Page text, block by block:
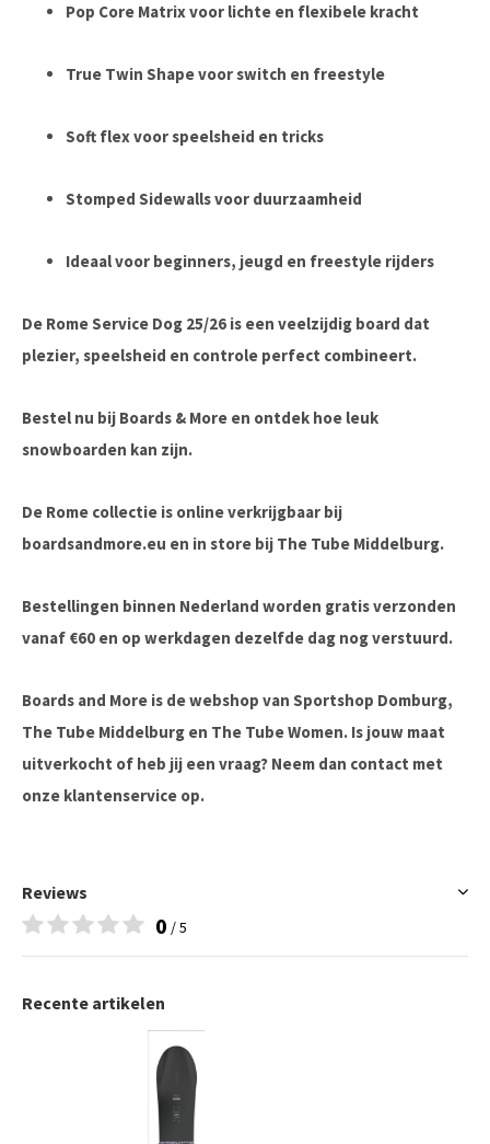
Pop Core Matrix voor lichte en flexibele kracht
True Twin Shape voor switch en freestyle
Soft flex voor speelsheid en tricks
Stomped Sidewalls voor duurzaamheid
Ideaal voor beginners, jeugd en freestyle rijders
De Rome Service Dog 25/26 is een veelzijdig board dat
plezier, speelsheid en controle perfect combineert.
Bestel nu bij Boards & More en ontdek hoe leuk
snowboarden kan zijn.
De Rome collectie is online verkrijgbaar bij
boardsandmore.eu en in store bij The Tube Middelburg.
Bestellingen binnen Nederland worden gratis verzonden
vanaf €60 en op werkdagen dezelfde dag nog verstuurd.
Boards and More is de webshop van Sportshop Domburg,
The Tube Middelburg en The Tube Women. Is jouw maat
uitverkocht of heb jij een vraag? Neem dan contact met
onze klantenservice op.
Reviews
0 / 5
Recente artikelen